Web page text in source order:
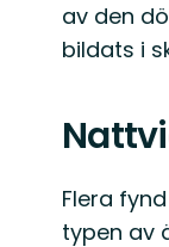
av den
bildats i
Flera
typen av